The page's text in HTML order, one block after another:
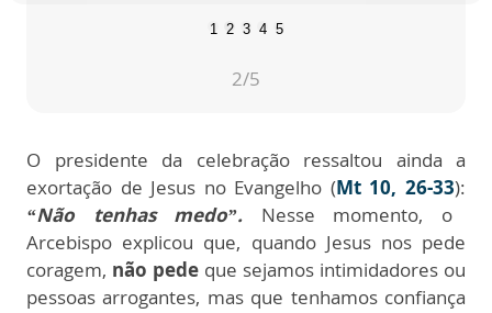
1 2 3 4 5
2/5
O presidente da celebração ressaltou ainda a
exortação de Jesus no Evangelho (Mt 10, 26-33):
“Não tenhas medo”. Nesse momento, o
Arcebispo explicou que, quando Jesus nos pede
coragem, não pede que sejamos intimidadores ou
pessoas arrogantes, mas que tenhamos confiança